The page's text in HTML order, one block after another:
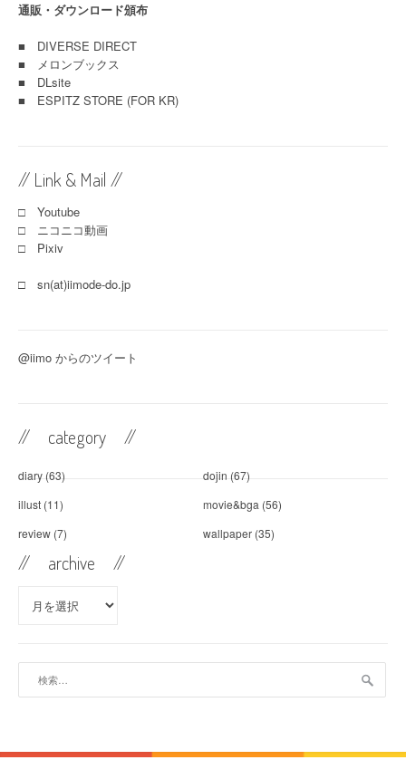
通販・ダウンロード頒布
■ DIVERSE DIRECT
■
メロンブックス
■ DLsite
■ ESPITZ STORE (FOR KR)
// Link & Mail //
□ Youtube
□ ニコニコ動画
□ Pixiv
□ sn(at)iimode-do.jp
@iimo からのツイート
// category //
diary (63) dojin (67)
illust (11) movie&bga (56)
review (7) wallpaper (35)
// archive //
archive //